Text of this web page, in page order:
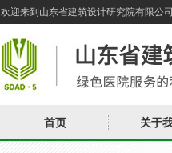
欢迎来到山东省建筑设计研究院有限公
首页 关于